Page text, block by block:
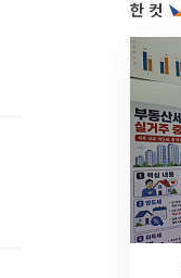
한 컷